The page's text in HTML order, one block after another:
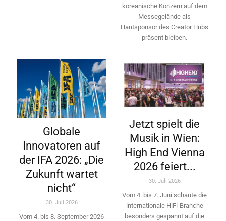
koreanische Konzern auf dem
Messegelände als
Hautsponsor des Creator Hubs
präsent bleiben.
Globale
Innovatoren auf
der IFA 2026: „Die
Zukunft wartet
nicht“
30. Juli 2026
Vom 4. bis 8. September 2026
Jetzt spielt die
Musik in Wien:
High End Vienna
2026 feiert...
30. Juli 2026
Vom 4. bis 7. Juni schaute die
internationale HiFi-Branche
besonders gespannt auf die